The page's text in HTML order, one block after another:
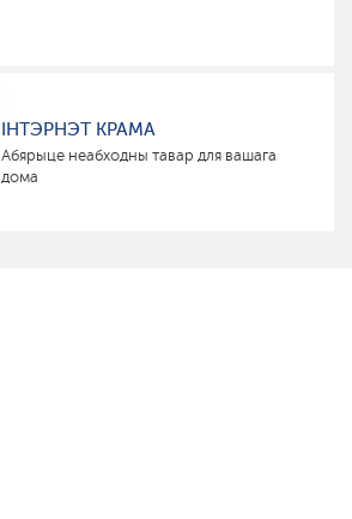
ІНТЭРНЭТ КРАМА
Абярыце неабходны тавар для вашага
дома